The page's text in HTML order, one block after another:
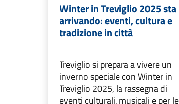
Winter in Treviglio 2025 sta
arrivando: eventi, cultura e
tradizione in città
Treviglio si prepara a vivere un
inverno speciale con Winter in
Treviglio 2025, la rassegna di
eventi culturali, musicali e per le